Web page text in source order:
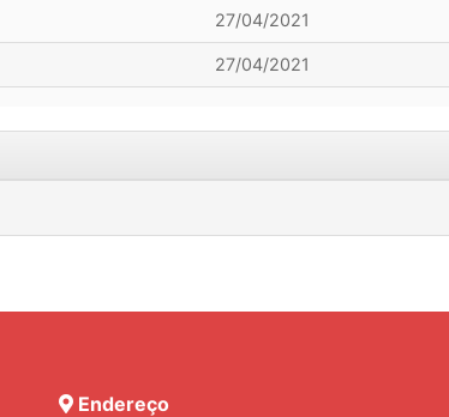
27/04/2021
27/04/2021
Endereço